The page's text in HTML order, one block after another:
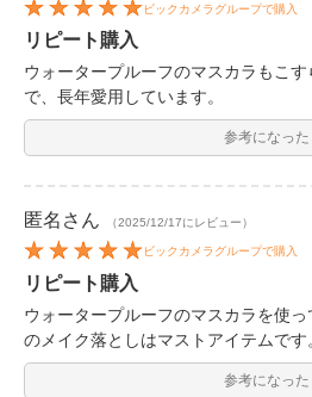
ビックカメラグループで購入
リピート購入
ウォータープルーフのマスカラもこ
で、長年愛用しています。
参考になった
匿名 さん （2025/12/17にレビュー）
ビックカメラグループで購入
リピート購入
ウォータープルーフのマスカラを使
のメイク落としはマストアイテムです
参考になった